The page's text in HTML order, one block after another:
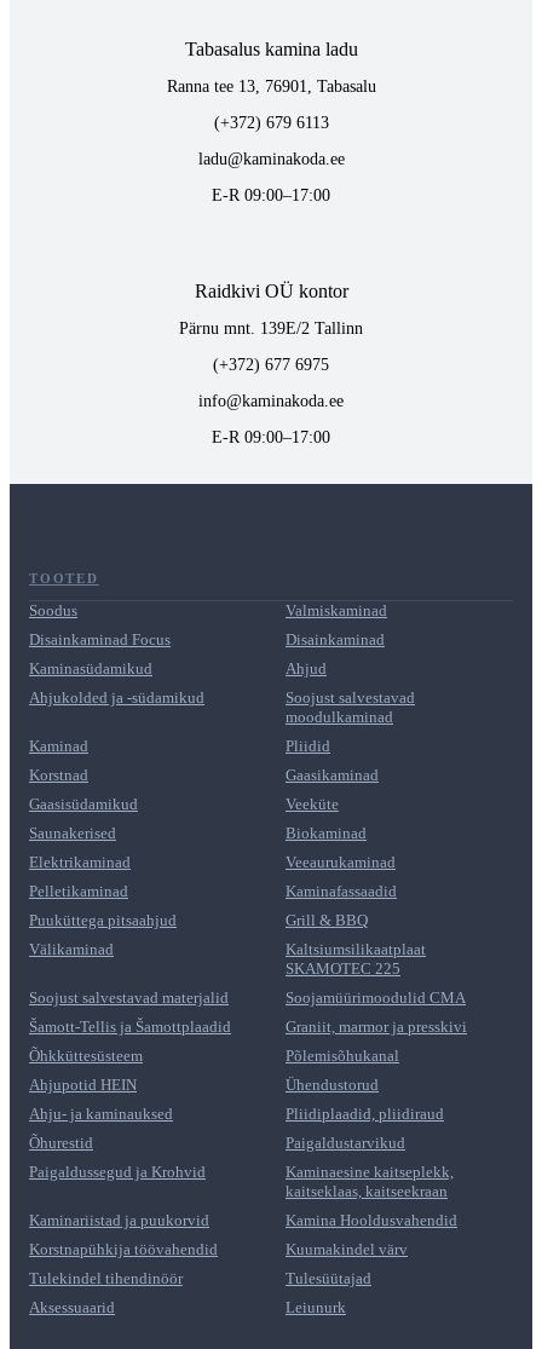
Tabasalus kamina ladu
Ranna tee 13, 76901, Tabasalu
(+372) 679 6113
ladu@kaminakoda.ee
E-R 09:00–17:00
Raidkivi OÜ kontor
Pärnu mnt. 139E/2 Tallinn
(+372) 677 6975
info@kaminakoda.ee
E-R 09:00–17:00
TOOTED
Soodus
Valmiskaminad
Disainkaminad Focus
Disainkaminad
Kaminasüdamikud
Ahjud
Ahjukolded ja -südamikud
Soojust salvestavad
moodulkaminad
Kaminad
Pliidid
Korstnad
Gaasikaminad
Gaasisüdamikud
Veeküte
Saunakerised
Biokaminad
Elektrikaminad
Veeaurukaminad
Pelletikaminad
Kaminafassaadid
Puuküttega pitsaahjud
Grill & BBQ
Välikaminad
Kaltsiumsilikaatplaat
SKAMOTEC 225
Soojust salvestavad materjalid
Soojamüürimoodulid CMA
Šamott-Tellis ja Šamottplaadid
Graniit, marmor ja presskivi
Õhkküttesüsteem
Põlemisõhukanal
Ahjupotid HEIN
Ühendustorud
Ahju- ja kaminauksed
Pliidiplaadid, pliidiraud
Õhurestid
Paigaldustarvikud
Paigaldussegud ja Krohvid
Kaminaesine kaitseplekk,
kaitseklaas, kaitseekraan
Kaminariistad ja puukorvid
Kamina Hooldusvahendid
Korstnapühkija töövahendid
Kuumakindel värv
Tulekindel tihendinöör
Tulesüütajad
Aksessuaarid
Leiunurk